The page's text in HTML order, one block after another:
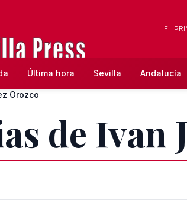
EL
Última hora Sevilla Andalucía
Orozco
de Ivan